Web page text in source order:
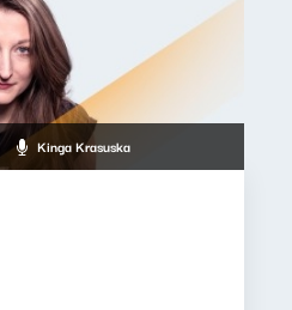
Kinga Krasuska